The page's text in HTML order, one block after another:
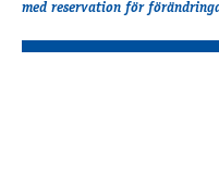
med reservation för